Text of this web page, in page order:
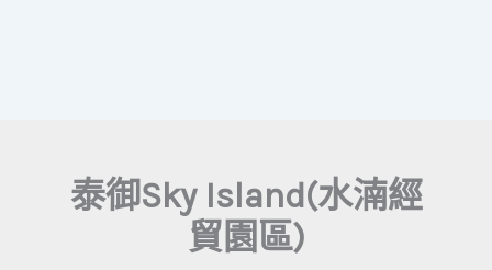
泰御Sky Island(水湳經
貿園區)